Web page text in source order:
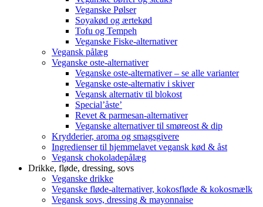
Veganske Pølser
Soyakød og ærtekød
Tofu og Tempeh
Veganske Fiske-alternativer
Vegansk pålæg
Veganske oste-alternativer
Veganske oste-alternativer – se alle varianter
Veganske oste-alternativ i skiver
Vegansk alternativ til blokost
Special’åste’
Revet & parmesan-alternativer
Veganske alternativer til smøreost & dip
Krydderier, aroma og smagsgivere
Ingredienser til hjemmelavet vegansk kød & åst
Vegansk chokoladepålæg
Drikke, fløde, dressing, sovs
Veganske drikke
Veganske fløde-alternativer, kokosfløde & kokosmælk
Vegansk sovs, dressing & mayonnaise